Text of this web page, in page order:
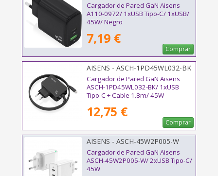
Cargador de Pared GaN Aisens
A110-0972/ 1xUSB Tipo-C/ 1xUSB/
45W/ Negro
7,19 €
Comprar
AISENS - ASCH-1PD45WL032-BK
Cargador de Pared GaN Aisens
ASCH-1PD45WL032-BK/ 1xUSB
Tipo-C + Cable 1.8m/ 45W
12,75 €
Comprar
AISENS - ASCH-45W2P005-W
Cargador de Pared GaN Aisens
ASCH-45W2P005-W/ 2xUSB Tipo-C/
45W